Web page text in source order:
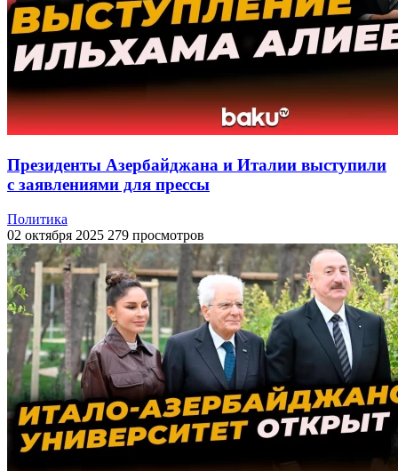
Президенты Азербайджана и Италии выступили
с заявлениями для прессы
Политика
02 октября 2025 279 просмотров